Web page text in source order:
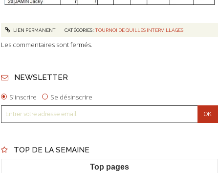
LIEN PERMANENT CATÉGORIES :TOURNOI DE QUILLES INTERVILLAGES
Les commentaires sont fermés.
NEWSLETTER
S'inscrire Se désinscrire
TOP DE LA SEMAINE